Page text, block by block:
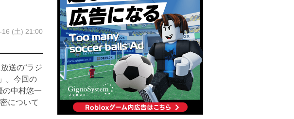
16 (土) 21:00
送の“ラジ
。今回の
の中村悠一
について